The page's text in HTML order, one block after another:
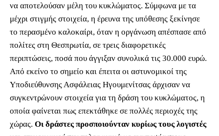
να αποτελούσαν μέλη του κυκλώματος. Σύμφωνα με τα
μέχρι στιγμής στοιχεία, η έρευνα της υπόθεσης ξεκίνησε
το περασμένο καλοκαίρι, όταν η οργάνωση απέσπασε από
πολίτες στη Θεσπρωτία, σε τρεις διαφορετικές
περιπτώσεις, ποσά που άγγιξαν συνολικά τις 30.000 ευρώ.
Από εκείνο το σημείο και έπειτα οι αστυνομικοί της
Υποδιεύθυνσης Ασφάλειας Ηγουμενίτσας άρχισαν να
συγκεντρώνουν στοιχεία για τη δράση του κυκλώματος, η
οποία φαίνεται πως επεκτάθηκε σε πολλές περιοχές της
χώρας. Οι δράστες προσποιούνταν κυρίως τους λογιστές